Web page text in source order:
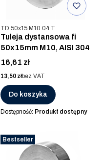
Kod produktu
TD.50x15.M10.04.T
Tuleja dystansowa fi
50x15mm M10, AISI 304
Cena
16,61 zł
Cena
13,50 złbez VAT
Do koszyka
Dostępność: Produkt dostępny
Bestseller